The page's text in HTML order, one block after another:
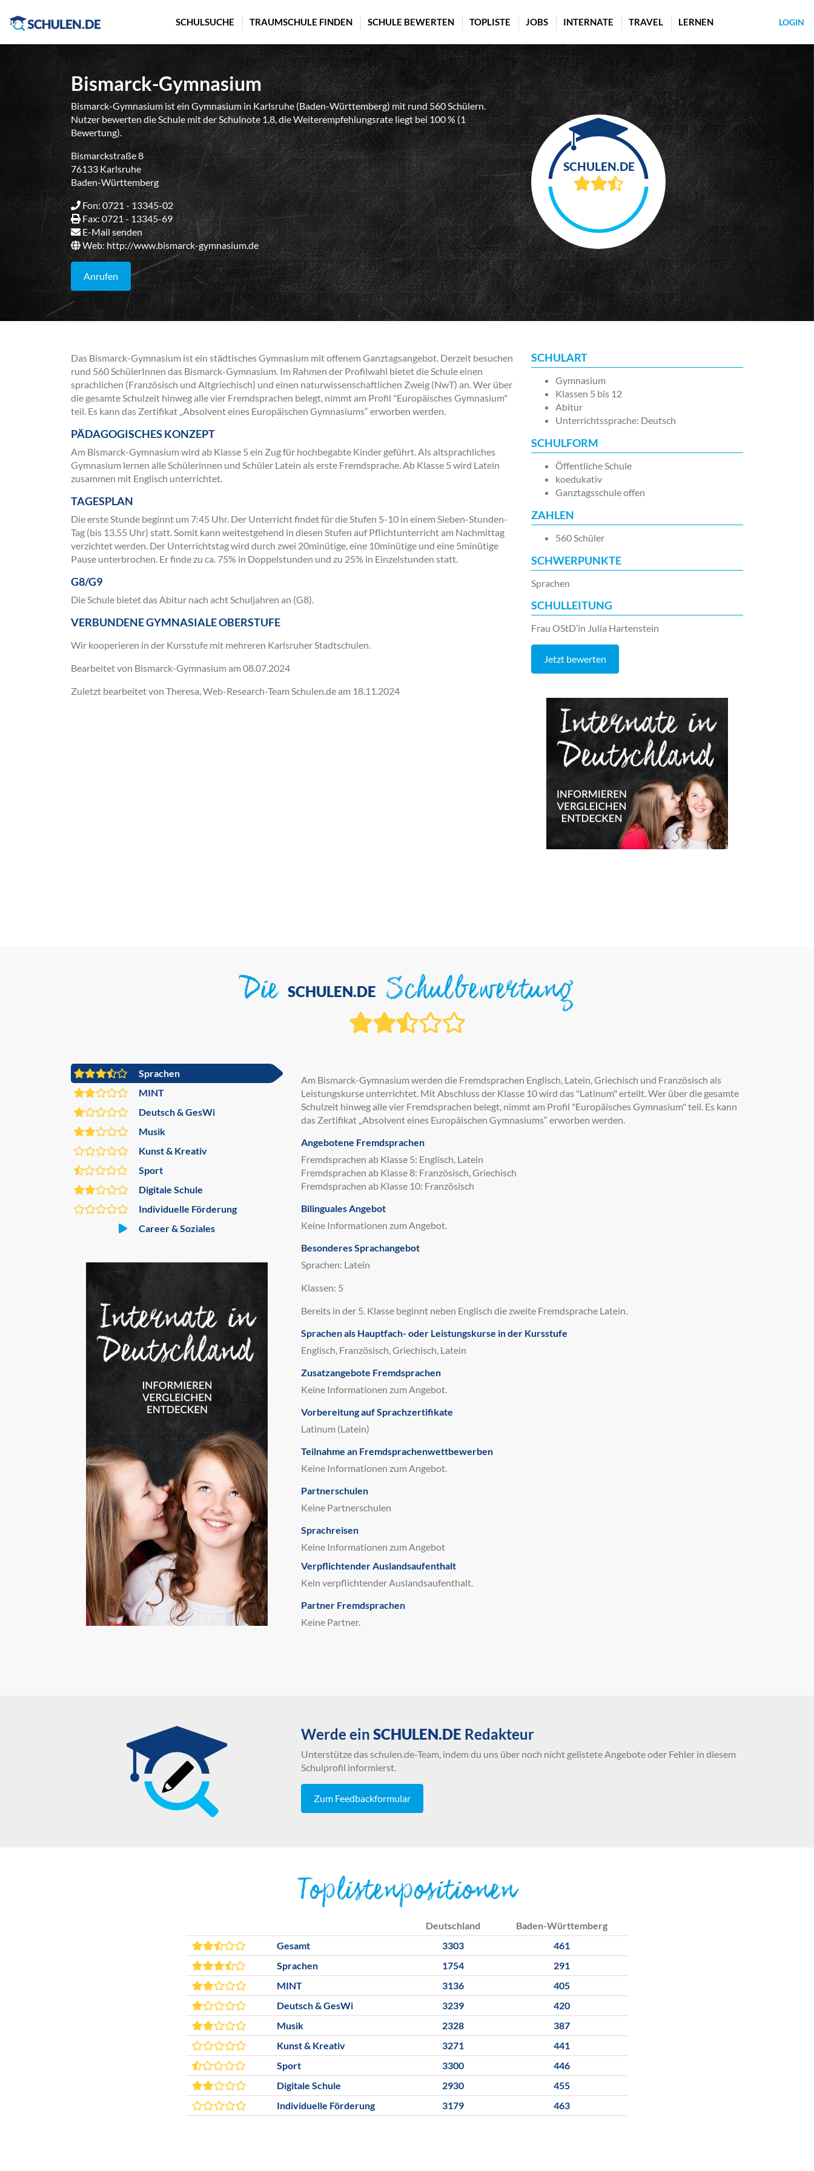
SCHULSUCHE TRAUMSCHULE FINDEN SCHULE BEWERTEN TOPLISTE JOBS INTERNATE TRAVEL LERNEN LOGIN
Bismarck-Gymnasium
Bismarck-Gymnasium ist ein Gymnasium in Karlsruhe (Baden-Württemberg) mit rund 560 Schülern.
Nutzer bewerten die Schule mit der Schulnote 1,8, die Weiterempfehlungsrate liegt bei 100 % (1
Bewertung).
Bismarckstraße 8
76133 Karlsruhe
Baden-Württemberg
Fon: 0721 - 13345-02
Fax: 0721 - 13345-69
E-Mail senden
Web:http://www.bismarck-gymnasium.de
Anrufen
Das Bismarck-Gymnasium ist ein städtisches Gymnasium mit offenem Ganztagsangebot. Derzeit besuchen
rund 560 SchülerInnen das Bismarck-Gymnasium. Im Rahmen der Profilwahl bietet die Schule einen
sprachlichen (Französisch und Altgriechisch) und einen naturwissenschaftlichen Zweig (NwT) an. Wer über
die gesamte Schulzeit hinweg alle vier Fremdsprachen belegt, nimmt am Profil "Europäisches Gymnasium"
teil. Es kann das Zertifikat „Absolvent eines Europäischen Gymnasiums“ erworben werden.
PÄDAGOGISCHES KONZEPT
Am Bismarck-Gymnasium wird ab Klasse 5 ein Zug für hochbegabte Kinder geführt. Als altsprachliches
Gymnasium lernen alle Schülerinnen und Schüler Latein als erste Fremdsprache. Ab Klasse 5 wird Latein
zusammen mit Englisch unterrichtet.
TAGESPLAN
Die erste Stunde beginnt um 7:45 Uhr. Der Unterricht findet für die Stufen 5-10 in einem Sieben-Stunden-
Tag (bis 13.55 Uhr) statt. Somit kann weitestgehend in diesen Stufen auf Pflichtunterricht am Nachmittag
verzichtet werden. Der Unterrichtstag wird durch zwei 20minütige, eine 10minütige und eine 5minütige
Pause unterbrochen. Er finde zu ca. 75% in Doppelstunden und zu 25% in Einzelstunden statt.
G8/G9
Die Schule bietet das Abitur nach acht Schuljahren an (G8).
VERBUNDENE GYMNASIALE OBERSTUFE
Wir kooperieren in der Kursstufe mit mehreren Karlsruher Stadtschulen.
Bearbeitet von Bismarck-Gymnasium am 08.07.2024
Zuletzt bearbeitet von Theresa, Web-Research-Team Schulen.de am 18.11.2024
SCHULART
Gymnasium
Klassen 5 bis 12
Abitur
Unterrichtssprache: Deutsch
SCHULFORM
Öffentliche Schule
koedukativ
Ganztagsschule offen
ZAHLEN
560 Schüler
SCHWERPUNKTE
Sprachen
SCHULLEITUNG
Frau OStD’in Julia Hartenstein
Jetzt bewerten
Die SCHULEN.DE Schulbewertung
Sprachen
MINT
Deutsch & GesWi
Musik
Kunst & Kreativ
Sport
Digitale Schule
Individuelle Förderung
Career & Soziales
Am Bismarck-Gymnasium werden die Fremdsprachen Englisch, Latein, Griechisch und Französisch als
Leistungskurse unterrichtet. Mit Abschluss der Klasse 10 wird das "Latinum" erteilt. Wer über die gesamte
Schulzeit hinweg alle vier Fremdsprachen belegt, nimmt am Profil "Europäisches Gymnasium" teil. Es kann
das Zertifikat „Absolvent eines Europäischen Gymnasiums“ erworben werden.
Angebotene Fremdsprachen
Fremdsprachen ab Klasse 5: Englisch, Latein
Fremdsprachen ab Klasse 8: Französisch, Griechisch
Fremdsprachen ab Klasse 10: Französisch
Bilinguales Angebot
Keine Informationen zum Angebot.
Besonderes Sprachangebot
Sprachen: Latein
Klassen: 5
Bereits in der 5. Klasse beginnt neben Englisch die zweite Fremdsprache Latein.
Sprachen als Hauptfach- oder Leistungskurse in der Kursstufe
Englisch, Französisch, Griechisch, Latein
Zusatzangebote Fremdsprachen
Keine Informationen zum Angebot.
Vorbereitung auf Sprachzertifikate
Latinum (Latein)
Teilnahme an Fremdsprachenwettbewerben
Keine Informationen zum Angebot.
Partnerschulen
Keine Partnerschulen
Sprachreisen
Keine Informationen zum Angebot
Verpflichtender Auslandsaufenthalt
Kein verpflichtender Auslandsaufenthalt.
Partner Fremdsprachen
Keine Partner.
Werde ein SCHULEN.DE Redakteur
Unterstütze das schulen.de-Team, indem du uns über noch nicht gelistete Angebote oder Fehler in diesem
Schulprofil informierst.
Zum Feedbackformular
Toplistenpositionen
Deutschland
Baden-Württemberg
Gesamt
3303
461
Sprachen
1754
291
MINT
3136
405
Deutsch & GesWi
3239
420
Musik
2328
387
Kunst & Kreativ
3271
441
Sport
3300
446
Digitale Schule
2930
455
Individuelle Förderung
3179 463